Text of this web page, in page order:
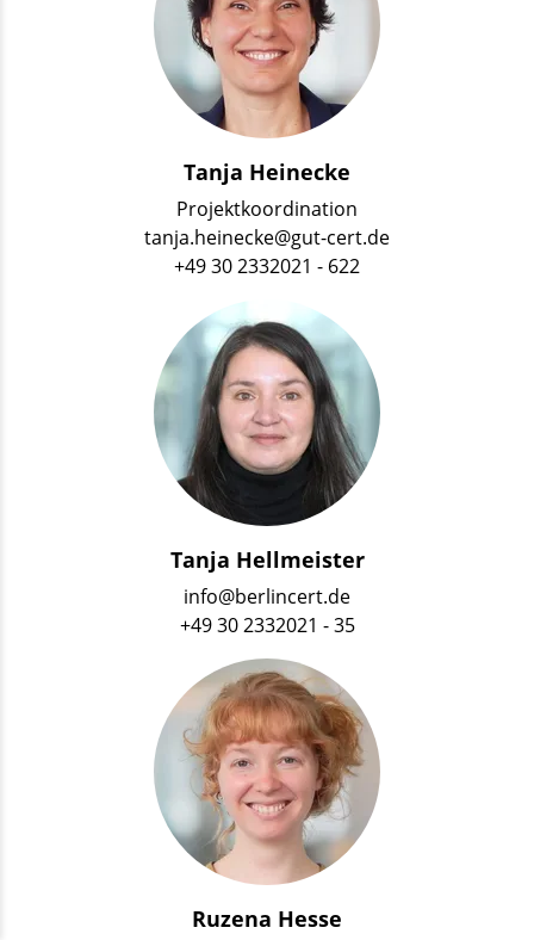
Tanja Heinecke
Projektkoordination
tanja.heinecke@gut-cert.de
+49 30 2332021 - 622
Tanja Hellmeister
info@berlincert.de
+49 30 2332021 - 35
Ruzena Hesse